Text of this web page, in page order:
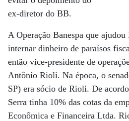
ex-diretor do BB.
A Operação Banespa que
internar dinheiro de paraísos
então vice-presidente de
Antônio Rioli. Na época, o
SP) era sócio de Rioli. De
Serra tinha 10% das cotas da
Econômica e Financeira Ltda.